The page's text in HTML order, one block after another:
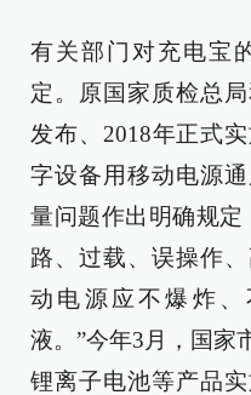
有关部门对充电宝
定。原国家质检总
发布、2018年正式
字设备用移动电源
量问题作出明确规定
路、过载、误操作
动电源应不爆炸
液。”今年3月，国家
锂离子电池等产品